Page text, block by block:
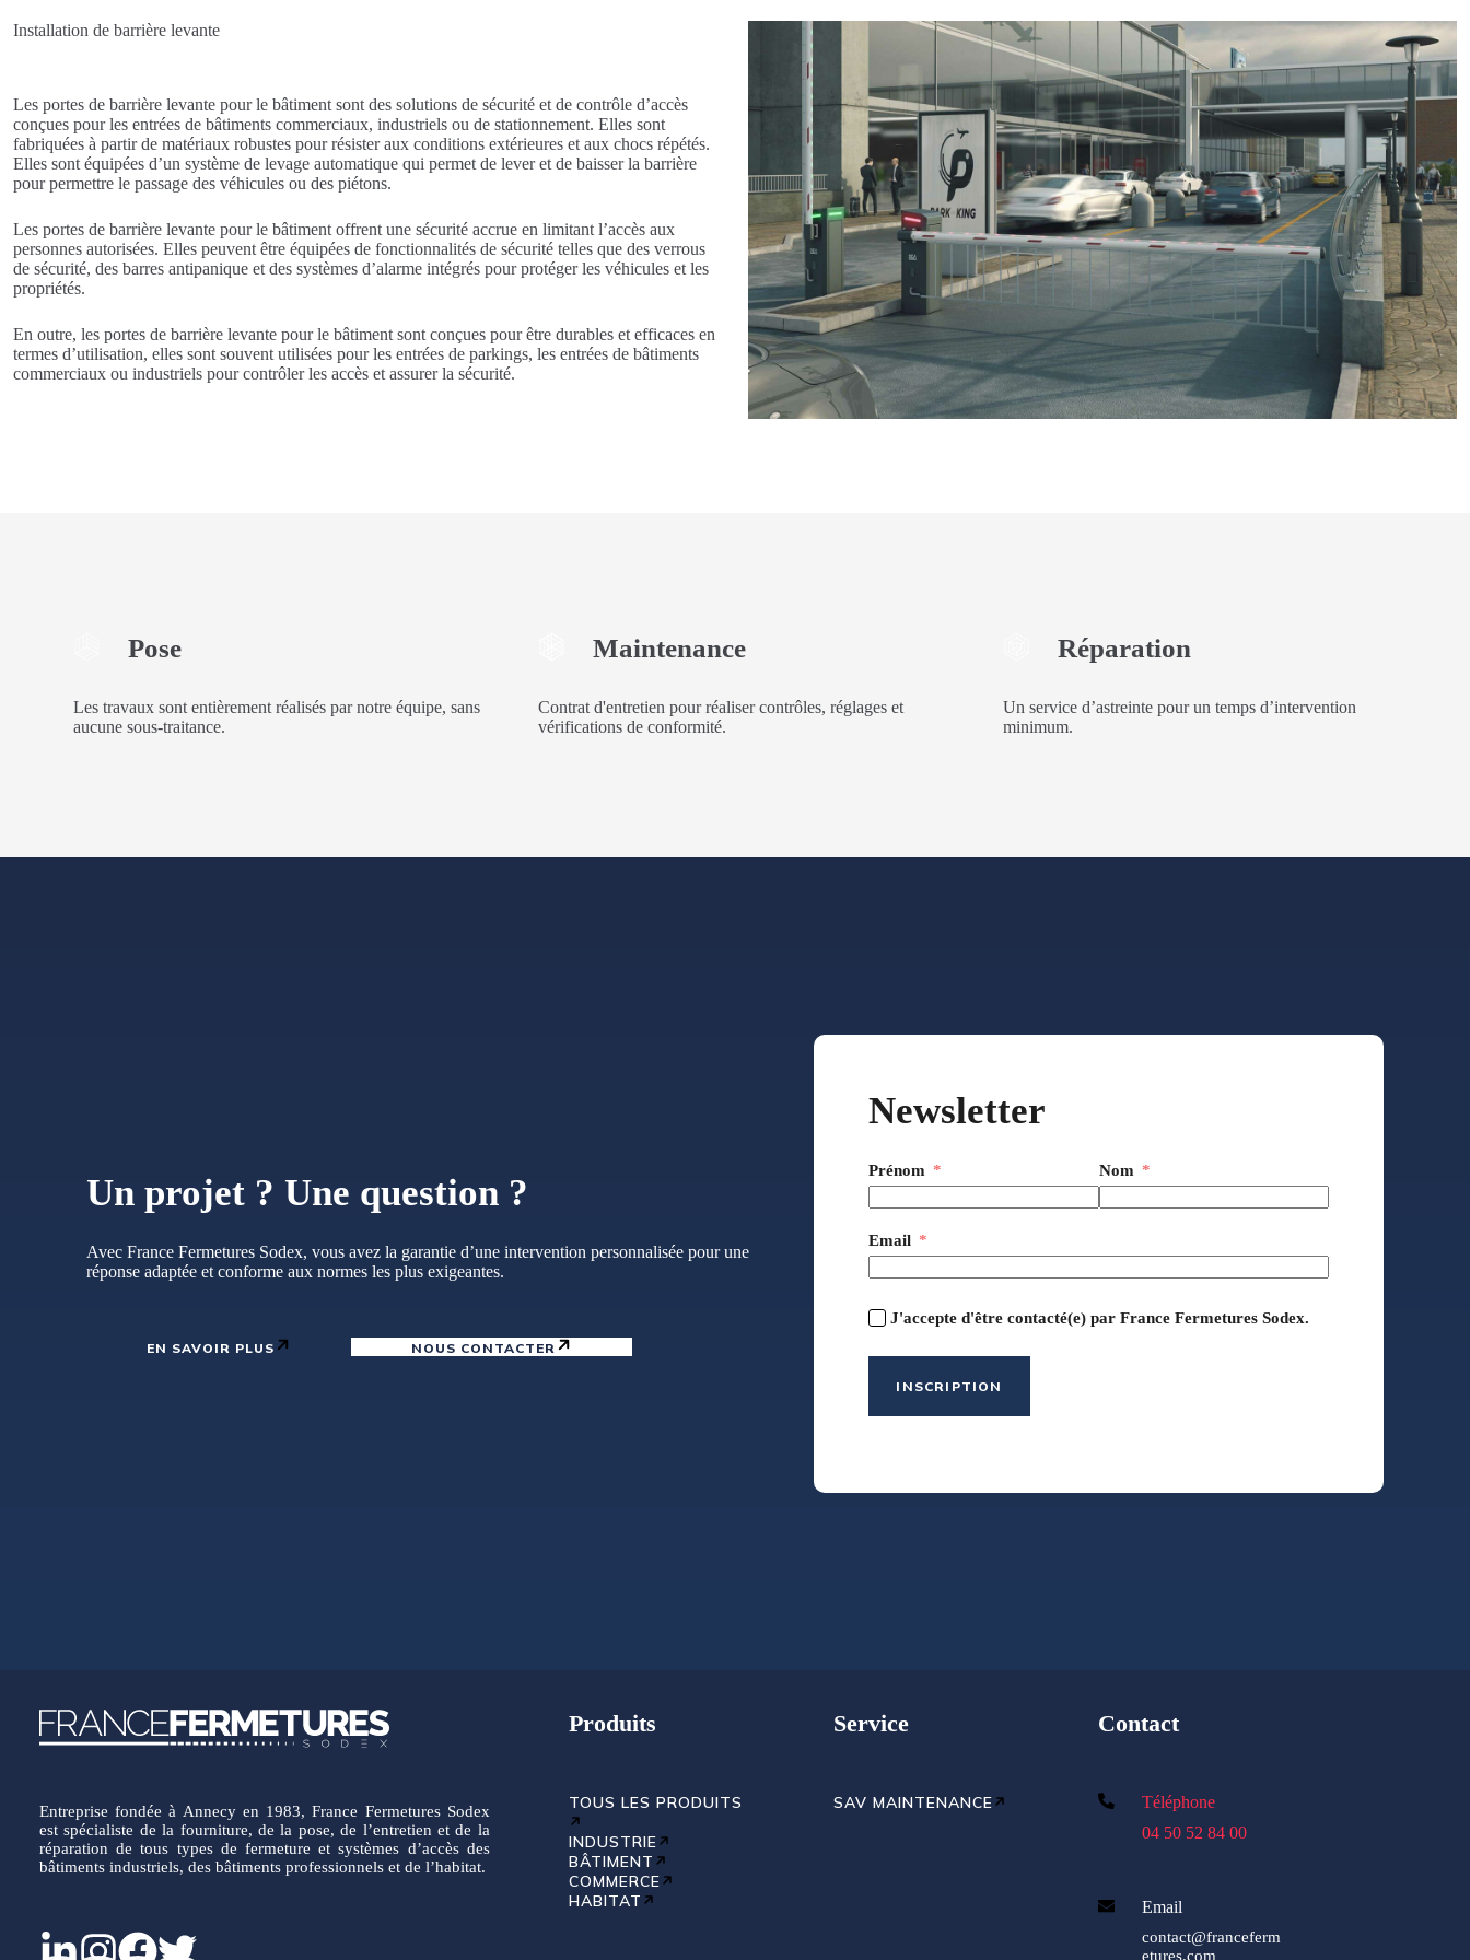
Installation de barrière levante
Les portes de barrière levante pour le bâtiment sont des solutions de sécurité et de contrôle d’accès
conçues pour les entrées de bâtiments commerciaux, industriels ou de stationnement. Elles sont
fabriquées à partir de matériaux robustes pour résister aux conditions extérieures et aux chocs répétés.
Elles sont équipées d’un système de levage automatique qui permet de lever et de baisser la barrière
pour permettre le passage des véhicules ou des piétons.
Les portes de barrière levante pour le bâtiment offrent une sécurité accrue en limitant l’accès aux
personnes autorisées. Elles peuvent être équipées de fonctionnalités de sécurité telles que des verrous
de sécurité, des barres antipanique et des systèmes d’alarme intégrés pour protéger les véhicules et les
propriétés.
En outre, les portes de barrière levante pour le bâtiment sont conçues pour être durables et efficaces en
termes d’utilisation, elles sont souvent utilisées pour les entrées de parkings, les entrées de bâtiments
commerciaux ou industriels pour contrôler les accès et assurer la sécurité.
Pose
Les travaux sont entièrement réalisés par notre équipe, sans
aucune sous-traitance.
Maintenance
Contrat d'entretien pour réaliser contrôles, réglages et
vérifications de conformité.
Réparation
Un service d’astreinte pour un temps d’intervention
minimum.
Un projet ? Une question ?
Avec France Fermetures Sodex, vous avez la garantie d’une intervention personnalisée pour une
réponse adaptée et conforme aux normes les plus exigeantes.
EN SAVOIR PLUS NOUS CONTACTER
Newsletter
Prénom Nom
Email
J'accepte d'être contacté(e) par France Fermetures Sodex.
INSCRIPTION
Entreprise fondée à Annecy en 1983, France Fermetures Sodex
est spécialiste de la fourniture, de la pose, de l’entretien et de la
réparation de tous types de fermeture et systèmes d’accès des
bâtiments industriels, des bâtiments professionnels et de l’habitat.
Produits
TOUS LES PRODUITS
INDUSTRIE
BÂTIMENT
COMMERCE
HABITAT
Service
SAV MAINTENANCE
Contact
Téléphone
04 50 52 84 00
Email
contact@franceferm
etures.com